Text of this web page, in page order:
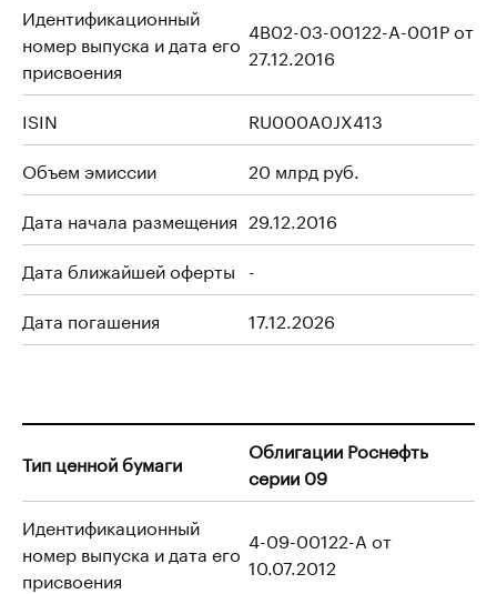
Идентификационный
номер выпуска и дата его
присвоения
4B02-03-00122-A-001P от
27.12.2016
ISIN
RU000A0JX413
Объем эмиссии
20 млрд руб.
Дата начала размещения 29.12.2016
Дата ближайшей оферты -
Дата погашения
17.12.2026
Тип ценной бумаги
Облигации Роснефть
серии 09
Идентификационный
номер выпуска и дата его
присвоения
4-09-00122-A от
10.07.2012